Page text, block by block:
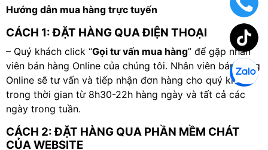
Hướng dẫn mua hàng trực tuyến
CÁCH 1: ĐẶT HÀNG QUA ĐIỆN THOẠI
– Quý khách click “Gọi tư vấn mua hàng” để gặp nhân
viên bán hàng Online của chúng tôi. Nhân viên bán hàng
Online sẽ tư vấn và tiếp nhận đơn hàng cho quý khách
trong thời gian từ 8h30-22h hàng ngày và tất cả các
ngày trong tuần.
CÁCH 2: ĐẶT HÀNG QUA PHẦN MỀM CHÁT
CỦA WEBSITE